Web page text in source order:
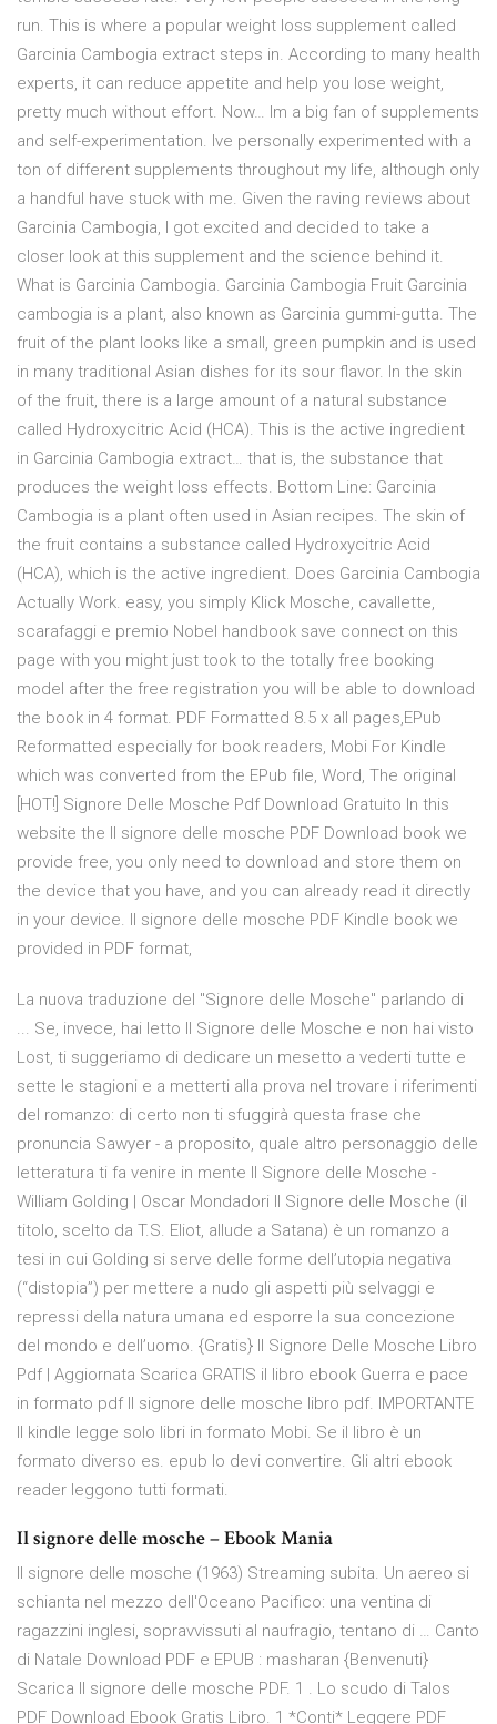
run. This is where a popular weight loss supplement called
Garcinia Cambogia extract steps in. According to many health
experts, it can reduce appetite and help you lose weight,
pretty much without effort. Now… Im a big fan of supplements
and self-experimentation. Ive personally experimented with a
ton of different supplements throughout my life, although only
a handful have stuck with me. Given the raving reviews about
Garcinia Cambogia, I got excited and decided to take a
closer look at this supplement and the science behind it.
What is Garcinia Cambogia. Garcinia Cambogia Fruit Garcinia
cambogia is a plant, also known as Garcinia gummi-gutta. The
fruit of the plant looks like a small, green pumpkin and is used
in many traditional Asian dishes for its sour flavor. In the skin
of the fruit, there is a large amount of a natural substance
called Hydroxycitric Acid (HCA). This is the active ingredient
in Garcinia Cambogia extract… that is, the substance that
produces the weight loss effects. Bottom Line: Garcinia
Cambogia is a plant often used in Asian recipes. The skin of
the fruit contains a substance called Hydroxycitric Acid
(HCA), which is the active ingredient. Does Garcinia Cambogia
Actually Work. easy, you simply Klick Mosche, cavallette,
scarafaggi e premio Nobel handbook save connect on this
page with you might just took to the totally free booking
model after the free registration you will be able to download
the book in 4 format. PDF Formatted 8.5 x all pages,EPub
Reformatted especially for book readers, Mobi For Kindle
which was converted from the EPub file, Word, The original
[HOT!] Signore Delle Mosche Pdf Download Gratuito In this
website the Il signore delle mosche PDF Download book we
provide free, you only need to download and store them on
the device that you have, and you can already read it directly
in your device. Il signore delle mosche PDF Kindle book we
provided in PDF format,
La nuova traduzione del "Signore delle Mosche" parlando di
... Se, invece, hai letto Il Signore delle Mosche e non hai visto
Lost, ti suggeriamo di dedicare un mesetto a vederti tutte e
sette le stagioni e a metterti alla prova nel trovare i riferimenti
del romanzo: di certo non ti sfuggirà questa frase che
pronuncia Sawyer - a proposito, quale altro personaggio delle
letteratura ti fa venire in mente Il Signore delle Mosche -
William Golding | Oscar Mondadori Il Signore delle Mosche (il
titolo, scelto da T.S. Eliot, allude a Satana) è un romanzo a
tesi in cui Golding si serve delle forme dell’utopia negativa
(“distopia”) per mettere a nudo gli aspetti più selvaggi e
repressi della natura umana ed esporre la sua concezione
del mondo e dell’uomo. {Gratis} Il Signore Delle Mosche Libro
Pdf | Aggiornata Scarica GRATIS il libro ebook Guerra e pace
in formato pdf Il signore delle mosche libro pdf. IMPORTANTE
Il kindle legge solo libri in formato Mobi. Se il libro è un
formato diverso es. epub lo devi convertire. Gli altri ebook
reader leggono tutti formati.
Il signore delle mosche – Ebook Mania
Il signore delle mosche (1963) Streaming subita. Un aereo si
schianta nel mezzo dell'Oceano Pacifico: una ventina di
ragazzini inglesi, sopravvissuti al naufragio, tentano di … Canto
di Natale Download PDF e EPUB : masharan {Benvenuti}
Scarica Il signore delle mosche PDF. 1 . Lo scudo di Talos
PDF Download Ebook Gratis Libro. 1 *Conti* Leggere PDF